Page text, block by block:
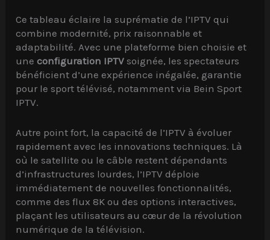
Ce tableau éclaire la suprématie de l’IPTV qui
combine modernité, prix raisonnable et
adaptabilité. Avec une plateforme bien choisie et
uneconfiguration IPTV soignée, les spectateurs
bénéficient d’une expérience inégalée, garantie
pour le sport télévisé, notamment via Bein Sport
IPTV.
Autre point fort, la capacité de l’IPTV à évoluer
rapidement avec les innovations techniques. Là
où le satellite ou le câble restent dépendants
d’infrastructures lourdes, l’IPTV déploie
immédiatement de nouvelles fonctionnalités,
comme des flux 8K ou des options interactives,
plaçant les utilisateurs au cœur de la révolution
numérique de la télévision.